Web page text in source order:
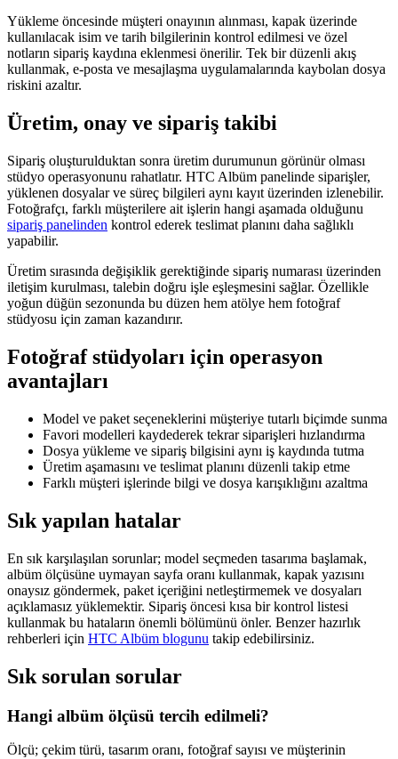
Yükleme öncesinde müşteri onayının alınması, kapak üzerinde
kullanılacak isim ve tarih bilgilerinin kontrol edilmesi ve özel
notların sipariş kaydına eklenmesi önerilir. Tek bir düzenli akış
kullanmak, e-posta ve mesajlaşma uygulamalarında kaybolan dosya
riskini azaltır.
Üretim, onay ve sipariş takibi
Sipariş oluşturulduktan sonra üretim durumunun görünür olması
stüdyo operasyonunu rahatlatır. HTC Albüm panelinde siparişler,
yüklenen dosyalar ve süreç bilgileri aynı kayıt üzerinden izlenebilir.
Fotoğrafçı, farklı müşterilere ait işlerin hangi aşamada olduğunu
sipariş panelinden kontrol ederek teslimat planını daha sağlıklı
yapabilir.
Üretim sırasında değişiklik gerektiğinde sipariş numarası üzerinden
iletişim kurulması, talebin doğru işle eşleşmesini sağlar. Özellikle
yoğun düğün sezonunda bu düzen hem atölye hem fotoğraf
stüdyosu için zaman kazandırır.
Fotoğraf stüdyoları için operasyon
avantajları
Model ve paket seçeneklerini müşteriye tutarlı biçimde sunma
Favori modelleri kaydederek tekrar siparişleri hızlandırma
Dosya yükleme ve sipariş bilgisini aynı iş kaydında tutma
Üretim aşamasını ve teslimat planını düzenli takip etme
Farklı müşteri işlerinde bilgi ve dosya karışıklığını azaltma
Sık yapılan hatalar
En sık karşılaşılan sorunlar; model seçmeden tasarıma başlamak,
albüm ölçüsüne uymayan sayfa oranı kullanmak, kapak yazısını
onaysız göndermek, paket içeriğini netleştirmemek ve dosyaları
açıklamasız yüklemektir. Sipariş öncesi kısa bir kontrol listesi
kullanmak bu hataların önemli bölümünü önler. Benzer hazırlık
rehberleri için HTC Albüm blogunu takip edebilirsiniz.
Sık sorulan sorular
Hangi albüm ölçüsü tercih edilmeli?
Ölçü; çekim türü, tasarım oranı, fotoğraf sayısı ve müşterinin